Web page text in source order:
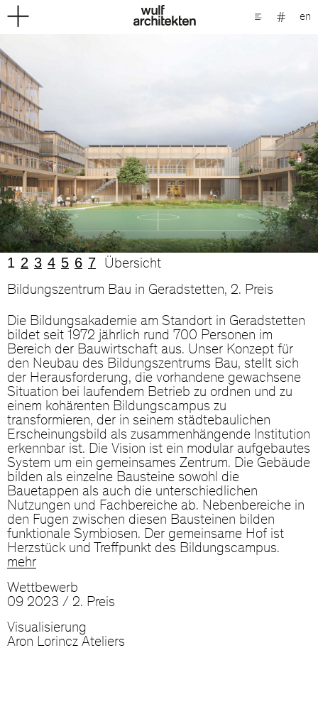
en
1 2 3 4 5 6 7
Übersicht
Bildungszentrum Bau in Geradstetten, 2. Preis
Die Bildungsakademie am Standort in Geradstetten
bildet seit 1972 jährlich rund 700 Personen im
Bereich der Bauwirtschaft aus. Unser Konzept für
den Neubau des Bildungszentrums Bau, stellt sich
der Herausforderung, die vorhandene gewachsene
Situation bei laufendem Betrieb zu ordnen und zu
einem kohärenten Bildungscampus zu
transformieren, der in seinem städtebaulichen
Erscheinungsbild als zusammenhängende Institution
erkennbar ist. Die Vision ist ein modular aufgebautes
System um ein gemeinsames Zentrum. Die Gebäude
bilden als einzelne Bausteine sowohl die
Bauetappen als auch die unterschiedlichen
Nutzungen und Fachbereiche ab. Nebenbereiche in
den Fugen zwischen diesen Bausteinen bilden
funktionale Symbiosen. Der gemeinsame Hof ist
Herzstück und Treffpunkt des Bildungscampus.
mehr
Wettbewerb
09 2023 / 2. Preis
Visualisierung
Aron Lorincz Ateliers